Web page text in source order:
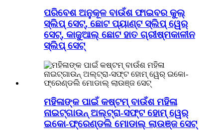
ପରିବେଶ ଅନୁକୂଳ ବାଉଁଶ ଫାଇବର କୁଲ୍
ସ୍ଲିପ୍ ସେଟ୍, ଛୋଟ ପ୍ୟାଣ୍ଟ ସ୍ଲିପ୍ ୱେର୍
ସେଟ୍, କାଜୁଆଲ୍ ଛୋଟ ହାତ ଗ୍ରୀଷ୍ମକାଳୀନ
ସ୍ଲିପ୍ ସେଟ୍
ମହିଳାଙ୍କ ପାଇଁ କଷ୍ଟମ୍ ବାଉଁଶ ମହିଳା
ନାଇଟ୍ଗାଉନ୍ ଅଲ୍ଟ୍ରା-ସଫ୍ଟ ହୋମ୍ ୱେର୍
ଇକୋ-ଫ୍ରେଣ୍ଡଲି ମୋଡାଲ୍ ଲାଉଞ୍ଜ ସେଟ୍